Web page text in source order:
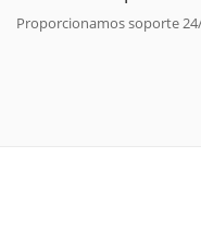
Proporcionamos soporte